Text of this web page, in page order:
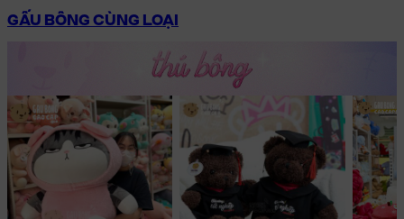
GẤU BÔNG CÙNG LOẠI